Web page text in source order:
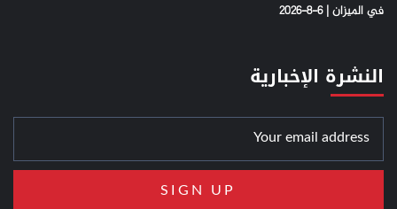
في الميزان | 6-8-2026
النشرة الإخبارية